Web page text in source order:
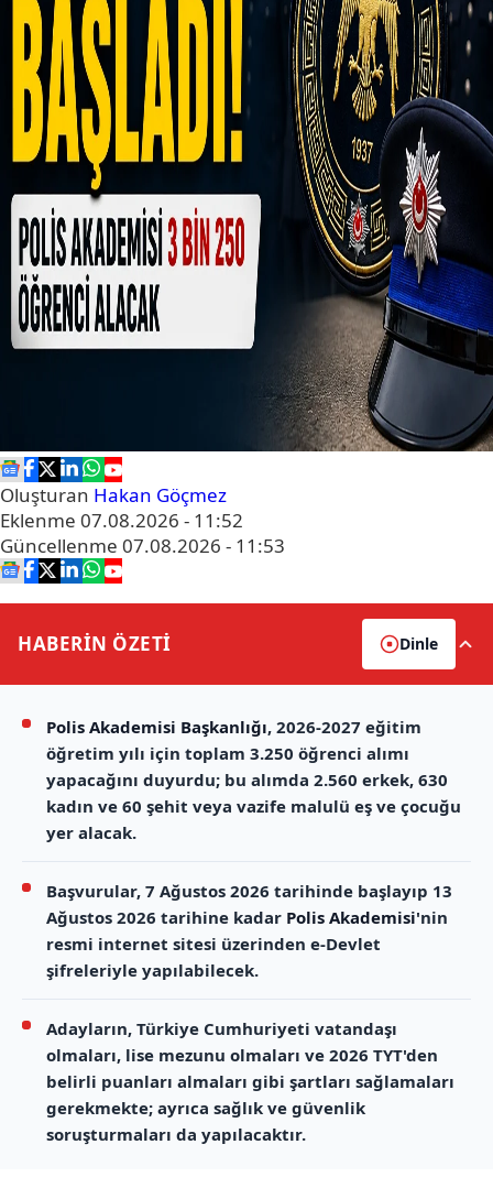
Oluşturan Hakan Göçmez
Eklenme 07.08.2026 - 11:52
Güncellenme 07.08.2026 - 11:53
HABERİN ÖZETİ Dinle
Polis Akademisi Başkanlığı, 2026-2027 eğitim
öğretim yılı için toplam 3.250 öğrenci alımı
yapacağını duyurdu; bu alımda 2.560 erkek, 630
kadın ve 60 şehit veya vazife malulü eş ve çocuğu
yer alacak.
Başvurular, 7 Ağustos 2026 tarihinde başlayıp 13
Ağustos 2026 tarihine kadar Polis Akademisi'nin
resmi internet sitesi üzerinden e-Devlet
şifreleriyle yapılabilecek.
Adayların, Türkiye Cumhuriyeti vatandaşı
olmaları, lise mezunu olmaları ve 2026 TYT'den
belirli puanları almaları gibi şartları sağlamaları
gerekmekte; ayrıca sağlık ve güvenlik
soruşturmaları da yapılacaktır.